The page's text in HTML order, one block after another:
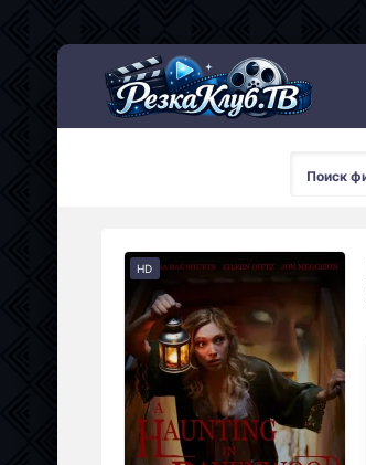
HD
Мультсериалы